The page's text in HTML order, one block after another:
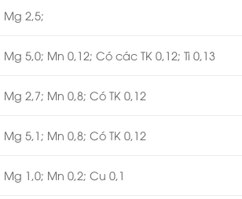
Mg 2,5;
Mg 5,0; Mn 0,12; Có các TK 0,12; Ti 0,13
Mg 2,7; Mn 0,8; Có TK 0,12
Mg 5,1; Mn 0,8; Có TK 0,12
Mg 1,0; Mn 0,2; Cu 0,1